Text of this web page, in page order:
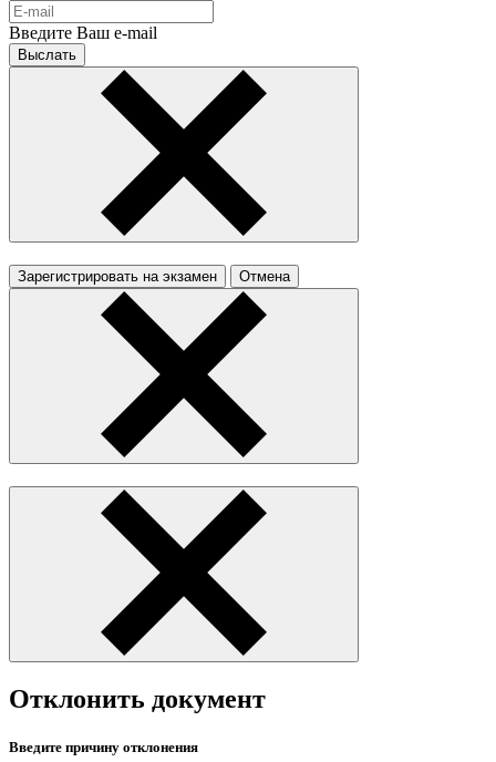
Введите Ваш e-mail
Зарегистрировать на экзамен Отмена
Отклонить документ
Введите причину отклонения